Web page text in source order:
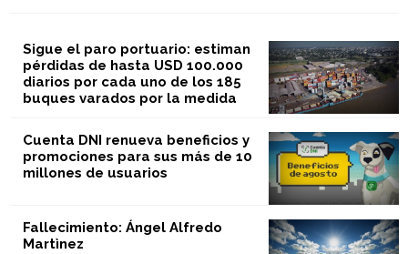
Sigue el paro portuario: estiman
pérdidas de hasta USD 100.000
diarios por cada uno de los 185
buques varados por la medida
Cuenta DNI renueva beneficios y
promociones para sus más de 10
millones de usuarios
Fallecimiento: Ángel Alfredo
Martìnez